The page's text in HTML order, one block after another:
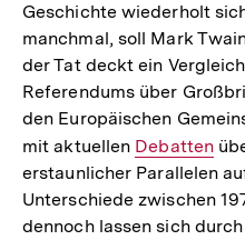
Geschichte wiederholt
manchmal, soll Mark
der Tat deckt ein
Referendums über
den Europäischen
mit aktuellen Interner
Link:
Debatten
erstaunlicher Parallelen
Unterschiede zwischen
dennoch lassen sich